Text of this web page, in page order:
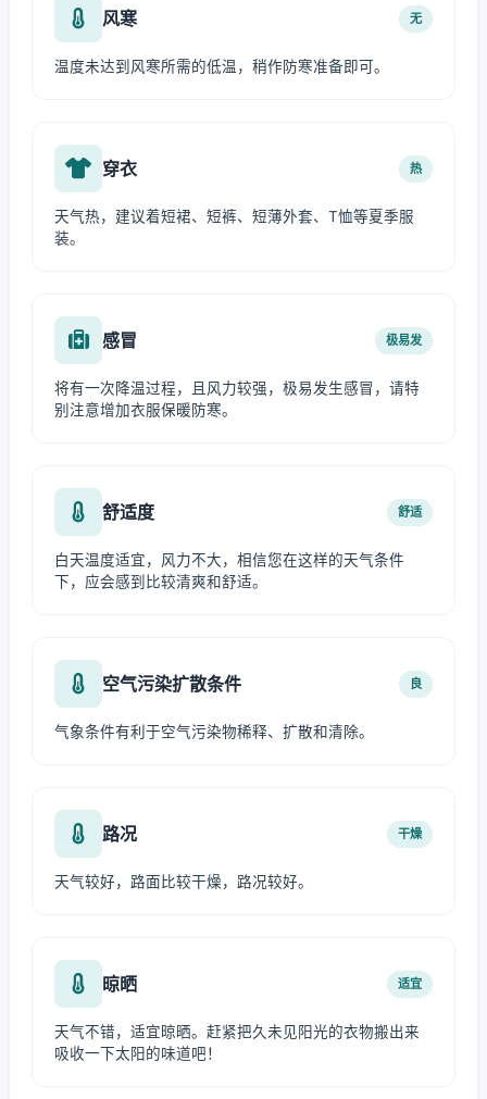
风寒 无
温度未达到风寒所需的低温，稍作防寒准备即可。
穿衣 热
天气热，建议着短裙、短裤、短薄外套、T恤等夏季服
装。
感冒 极易发
将有一次降温过程，且风力较强，极易发生感冒，请特
别注意增加衣服保暖防寒。
舒适度 舒适
白天温度适宜，风力不大，相信您在这样的天气条件
下，应会感到比较清爽和舒适。
空气污染扩散条件 良
气象条件有利于空气污染物稀释、扩散和清除。
路况 干燥
天气较好，路面比较干燥，路况较好。
晾晒 适宜
天气不错，适宜晾晒。赶紧把久未见阳光的衣物搬出来
吸收一下太阳的味道吧！